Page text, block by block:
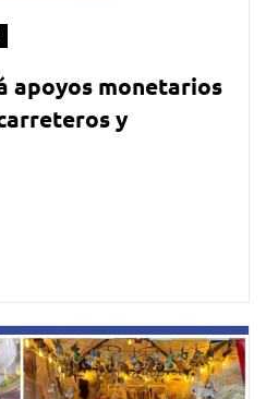
apoyos monetarios
y